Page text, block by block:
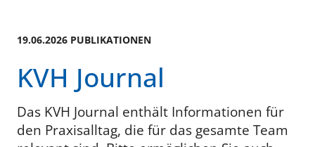
19.06.2026 PUBLIKATIONEN
KVH Journal
Das KVH Journal enthält Informationen für
den Praxisalltag, die für das gesamte Team